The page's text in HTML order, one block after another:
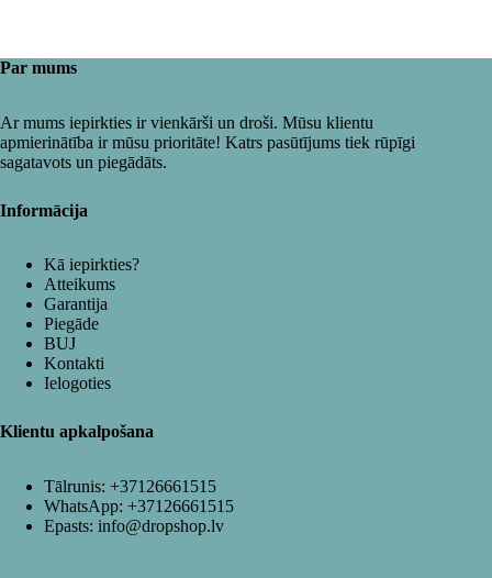
Par mums
Ar mums iepirkties ir vienkārši un droši. Mūsu klientu
apmierinātība ir mūsu prioritāte! Katrs pasūtījums tiek rūpīgi
sagatavots un piegādāts.
Informācija
Kā iepirkties?
Atteikums
Garantija
Piegāde
BUJ
Kontakti
Ielogoties
Klientu apkalpošana
Tālrunis: +37126661515
WhatsApp: +37126661515
Epasts: info@dropshop.lv